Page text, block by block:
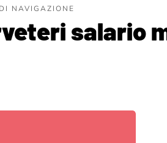
NAVIGAZIONE
salario